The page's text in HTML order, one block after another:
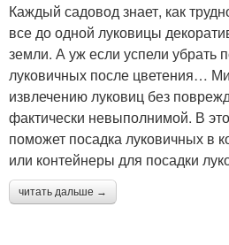
Каждый садовод знает, как
все до одной луковицы
земли. А уж если успели убрать
луковичных после цветения…
извлечению луковиц без
фактически невыполнимой. В
поможет посадка луковичных в
или контейнеры для посадки
читать дальше →